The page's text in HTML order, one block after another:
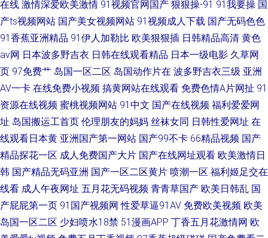
在线 激情深爱欧美激情 91视频官网国产 狠狠操-91 91我要操 国
产ts视频网站 国产美女视频网站 91视频成人下载 国产无码色色
91香蕉亚洲精品 91伊人加勒比 欧美狠狠插 日韩精品高清 黄色
av网 日本波多野吉衣 日韩在线观看精品 日本一级电影 久草网
页 97免费艹 岛国一区二区 岛国动作片在 波多野吉衣三级 亚洲
AV一卡 在线免费小视频 搞黄网站在线观看 免费色情A片网扯 91
资源在线视频 蜜桃视频网站 91中文 国产在线视频 福利爱爱网
址 岛国搬运工首页 伦理朋友的妈妈 丝袜女同 日韩性爱网址 在
线观看日本黄 亚洲国产第一网站 国产99不卡 66精品视频 国产
精品探花一区 成人免费国产大片 国产在线网址观看 欧美激情日
韩 国产精品无码亚洲 国产一区二区黄片 喷潮一区 福利姬足交在
线看 成人午夜网址 五月花无码视频 青青草国产 欧美日韩乱 国
产屁屁第一页 91国产视频网 性爱草逼91AV 免费欧美视频 欧美
岛国一区二区 少妇喷水18禁 51漫画APP 丁香五月花激情网 欧